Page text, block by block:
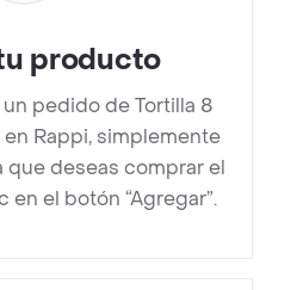
producto
pedido de Tortilla 8
en Rappi, simplemente
que deseas comprar el
el botón “Agregar”.